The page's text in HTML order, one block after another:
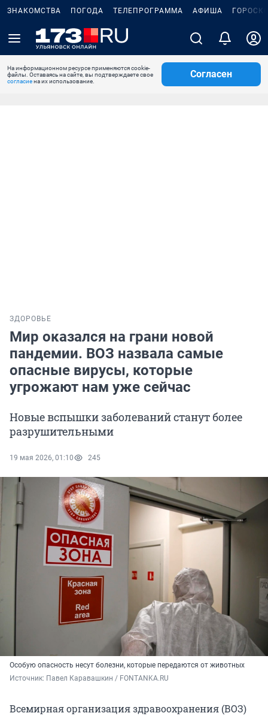
ЗНАКОМСТВА ПОГОДА ТЕЛЕПРОГРАММА АФИША
На информационном ресурсе применяются cookie-
файлы. Оставаясь на сайте, вы подтверждаете свое
согласиена их использование.
Согласен
ЗДОРОВЬЕ
Мир оказался на грани новой
пандемии. ВОЗ назвала самые
опасные вирусы, которые
угрожают нам уже сейчас
Новые вспышки заболеваний станут более
разрушительными
19 мая 2026, 01:10 245
Особую опасность несут болезни, которые передаются от животных
Источник: Павел Каравашкин / FONTANKA.RU
Всемирная организация здравоохранения (ВОЗ)